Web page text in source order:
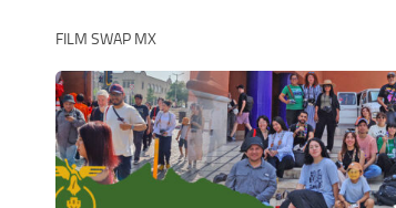
FILM SWAP MX